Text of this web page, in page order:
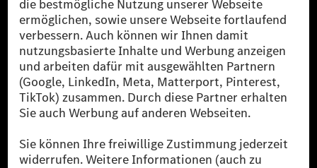
[1] Bilanziell CO₂-neutral bedeutet, dass nicht vermiedene oder nicht
reduzierte CO₂-Emissionen bei der Mercedes-Benz Group durch
zertifizierte Ausgleichsprojekte kompensiert werden.
[2] Renewable Charging ist ein integraler Bestandteil von MB.CHARGE
Public in Europa, den USA, Kanada und China. Sofern an der jeweiligen
Ladestation noch kein Strom aus erneuerbaren Energien vorliegt,
verwendet Renewable Charging Grünstromzertifikate*. Diese stellen
sicher, dass für Ladevorgänge über MB.CHARGE Public eine äquivalente
Strommenge aus erneuerbaren Energien ins Stromnetz eingespeist wird.
* Inkl. EKOenergy Ökolabel